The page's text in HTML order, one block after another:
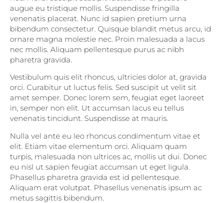
augue eu tristique mollis. Suspendisse fringilla
venenatis placerat. Nunc id sapien pretium urna
bibendum consectetur. Quisque blandit metus arcu, id
ornare magna molestie nec. Proin malesuada a lacus
nec mollis. Aliquam pellentesque purus ac nibh
pharetra gravida.
Vestibulum quis elit rhoncus, ultricies dolor at, gravida
orci. Curabitur ut luctus felis. Sed suscipit ut velit sit
amet semper. Donec lorem sem, feugiat eget laoreet
in, semper non elit. Ut accumsan lacus eu tellus
venenatis tincidunt. Suspendisse at mauris.
Nulla vel ante eu leo rhoncus condimentum vitae et
elit. Etiam vitae elementum orci. Aliquam quam
turpis, malesuada non ultrices ac, mollis ut dui. Donec
eu nisl ut sapien feugiat accumsan ut eget ligula.
Phasellus pharetra gravida est id pellentesque.
Aliquam erat volutpat. Phasellus venenatis ipsum ac
metus sagittis bibendum.